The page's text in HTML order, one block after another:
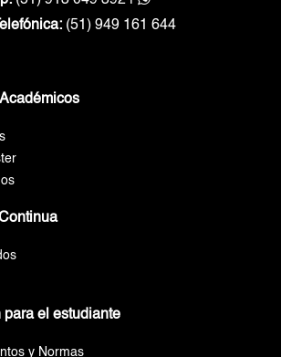
(51) 949 161 644
para el estudiante
y Normas